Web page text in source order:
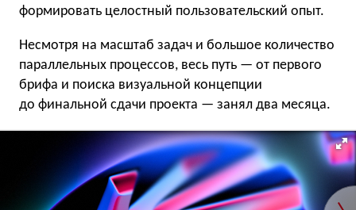
формировать целостный пользовательский опыт.
Несмотря на масштаб задач и большое количество
параллельных процессов, весь путь — от первого
брифа и поиска визуальной концепции
до финальной сдачи проекта — занял два месяца.